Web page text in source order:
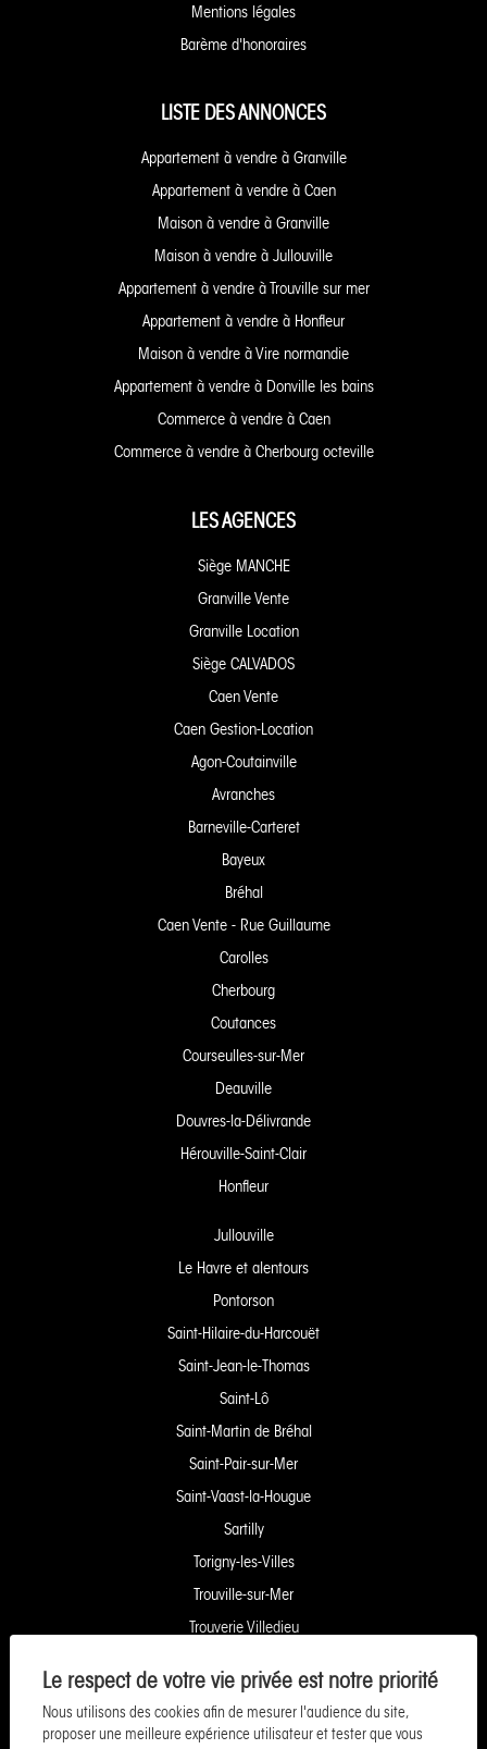
Le respect de votre vie privée est notre priorité
Nous utilisons des cookies afin de mesurer l'audience du site,
proposer une meilleure expérience utilisateur et tester que vous
Mentions légales
Barème d'honoraires
LISTE DES ANNONCES
Appartement à vendre à Granville
Appartement à vendre à Caen
Maison à vendre à Granville
Maison à vendre à Jullouville
Appartement à vendre à Trouville sur mer
Appartement à vendre à Honfleur
Maison à vendre à Vire normandie
Appartement à vendre à Donville les bains
Commerce à vendre à Caen
Commerce à vendre à Cherbourg octeville
LES AGENCES
Siège MANCHE
Granville Vente
Granville Location
Siège CALVADOS
Caen Vente
Caen Gestion-Location
Agon-Coutainville
Avranches
Barneville-Carteret
Bayeux
Bréhal
Caen Vente - Rue Guillaume
Carolles
Cherbourg
Coutances
Courseulles-sur-Mer
Deauville
Douvres-la-Délivrande
Hérouville-Saint-Clair
Honfleur
Jullouville
Le Havre et alentours
Pontorson
Saint-Hilaire-du-Harcouët
Saint-Jean-le-Thomas
Saint-Lô
Saint-Martin de Bréhal
Saint-Pair-sur-Mer
Saint-Vaast-la-Hougue
Sartilly
Torigny-les-Villes
Trouville-sur-Mer
Trouverie Villedieu
Villers-Bocage
Yquelon Service Copropriété